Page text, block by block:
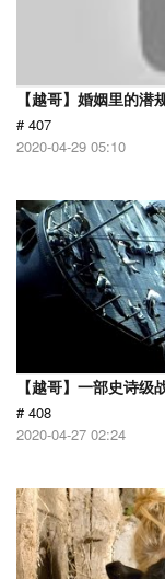
【越哥】婚姻里的潜
# 407
2020-04-29 05:10
【越哥】一部史诗
# 408
2020-04-27 02:24